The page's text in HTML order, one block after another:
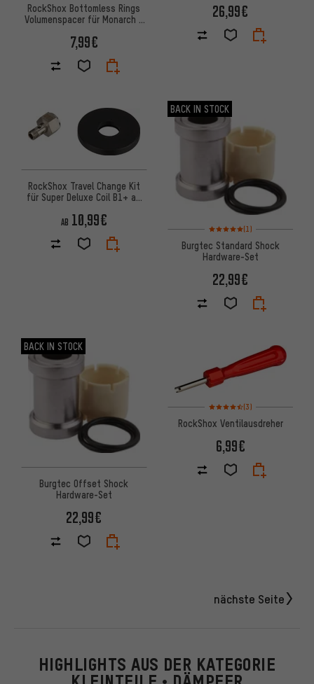
RockShox Bottomless Rings
Volumenspacer für Monarch /
7,99€
26,99€
RockShox Travel Change Kit
für Super Deluxe Coil B1+ ab
AB 10,99€
BACK IN STOCK
Bewertungen: 5 von 5
(1)
Burgtec Standard Shock
Hardware-Set
22,99€
BACK IN STOCK
Burgtec Offset Shock
Hardware-Set
22,99€
Bewertungen: 4,5 von 5
(3)
RockShox Ventilausdreher
6,99€
nächste Seite
HIGHLIGHTS AUS DER KATEGORIE